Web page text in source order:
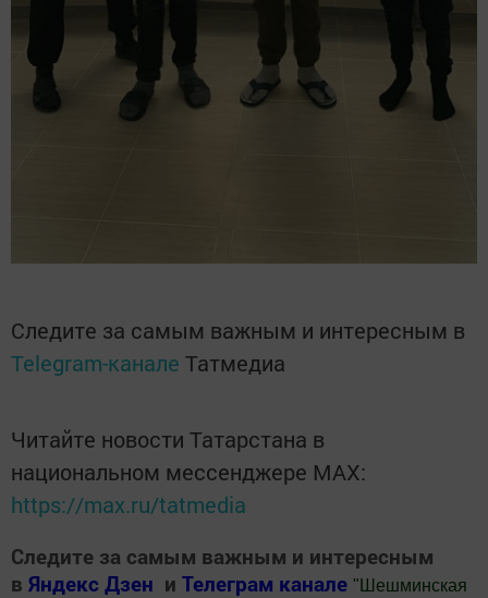
Следите за самым важным и интересным в
Telegram-канале Татмедиа
Читайте новости Татарстана в
национальном мессенджере MАХ:
https://max.ru/tatmedia
Следите за самым важным и интересным
в Яндекс Дзен и Телеграм канале " Шешминская